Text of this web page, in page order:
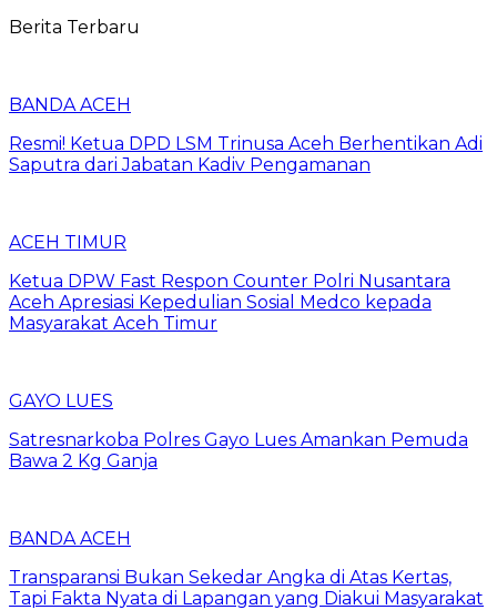
Berita Terbaru
BANDA ACEH
Resmi! Ketua DPD LSM Trinusa Aceh Berhentikan Adi
Saputra dari Jabatan Kadiv Pengamanan
ACEH TIMUR
Ketua DPW Fast Respon Counter Polri Nusantara
Aceh Apresiasi Kepedulian Sosial Medco kepada
Masyarakat Aceh Timur
GAYO LUES
Satresnarkoba Polres Gayo Lues Amankan Pemuda
Bawa 2 Kg Ganja
BANDA ACEH
Transparansi Bukan Sekedar Angka di Atas Kertas,
Tapi Fakta Nyata di Lapangan yang Diakui Masyarakat